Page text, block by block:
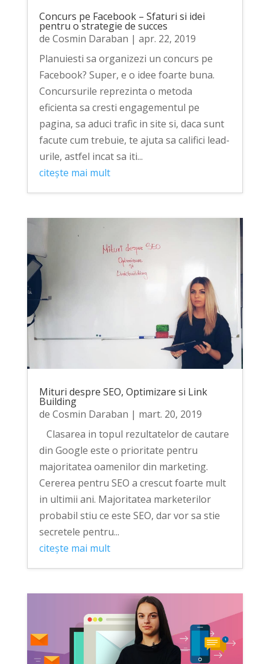
Concurs pe Facebook – Sfaturi si idei
pentru o strategie de succes
de Cosmin Daraban | apr. 22, 2019
Planuiesti sa organizezi un concurs pe
Facebook? Super, e o idee foarte buna.
Concursurile reprezinta o metoda
eficienta sa cresti engagementul pe
pagina, sa aduci trafic in site si, daca sunt
facute cum trebuie, te ajuta sa califici lead-
urile, astfel incat sa iti...
citește mai mult
Mituri despre SEO, Optimizare si Link
Building
de Cosmin Daraban | mart. 20, 2019
Clasarea in topul rezultatelor de cautare
din Google este o prioritate pentru
majoritatea oamenilor din marketing.
Cererea pentru SEO a crescut foarte mult
in ultimii ani. Majoritatea marketerilor
probabil stiu ce este SEO, dar vor sa stie
secretele pentru...
citește mai mult